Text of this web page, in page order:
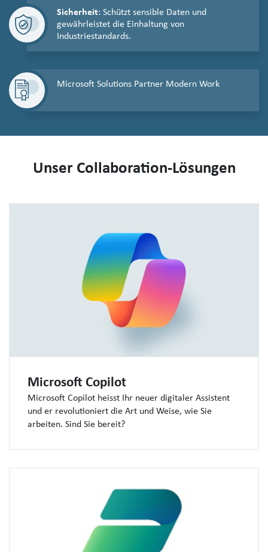
Sicherheit: Schützt sensible Daten und
gewährleistet die Einhaltung von
Industriestandards.
Microsoft Solutions Partner Modern Work
Unser Collaboration-Lösungen
Microsoft Copilot
Microsoft Copilot heisst Ihr neuer digitaler Assistent
und er revolutioniert die Art und Weise, wie Sie
arbeiten. Sind Sie bereit?